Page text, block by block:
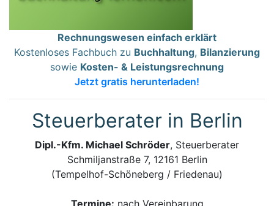
Rechnungswesen einfach erklärt
Kostenloses Fachbuch zu Buchhaltung, Bilanzierung
sowie Kosten- & Leistungsrechnung
Jetzt gratis herunterladen!
Steuerberater in Berlin
Dipl.-Kfm. Michael Schröder, Steuerberater
Schmiljanstraße 7, 12161 Berlin
(Tempelhof-Schöneberg / Friedenau)
Termine: nach Vereinbarung